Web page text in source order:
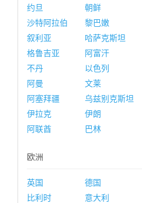
约旦
朝鲜
沙特阿拉伯
黎巴嫩
叙利亚
哈萨克斯坦
格鲁吉亚
阿富汗
不丹
以色列
阿曼
文莱
阿塞拜疆
乌兹别克斯坦
伊拉克
伊朗
阿联酋
巴林
欧洲
英国 德国
比利时
意大利